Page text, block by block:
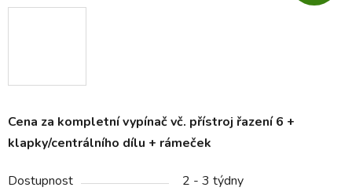
Cena za kompletní vypínač vč. přístroj řazení 6 +
klapky/centrálního dílu + rámeček
Dostupnost
2 - 3 týdny